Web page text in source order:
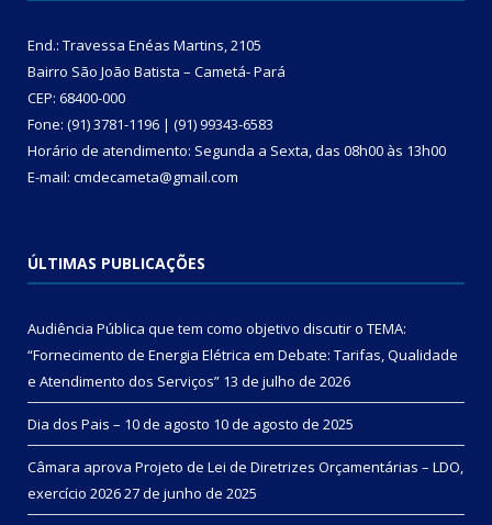
End.: Travessa Enéas Martins, 2105
Bairro São João Batista – Cametá- Pará
CEP: 68400-000
Fone: (91) 3781-1196 | (91) 99343-6583
Horário de atendimento: Segunda a Sexta, das 08h00 às 13h00
E-mail: cmdecameta@gmail.com
ÚLTIMAS PUBLICAÇÕES
Audiência Pública que tem como objetivo discutir o TEMA:
“Fornecimento de Energia Elétrica em Debate: Tarifas, Qualidade
e Atendimento dos Serviços” 13 de julho de 2026
Dia dos Pais – 10 de agosto 10 de agosto de 2025
Câmara aprova Projeto de Lei de Diretrizes Orçamentárias – LDO,
exercício 202627 de junho de 2025